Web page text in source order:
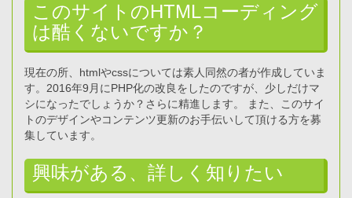
このサイトのHTMLコーディング
は酷くないですか？
現在の所、htmlやcssについては素人同然の者が作成していま
す。2016年9月にPHP化の改良をしたのですが、少しだけマ
シになったでしょうか？さらに精進します。 また、このサイ
トのデザインやコンテンツ更新のお手伝いして頂ける方を募
集しています。
興味がある、詳しく知りたい